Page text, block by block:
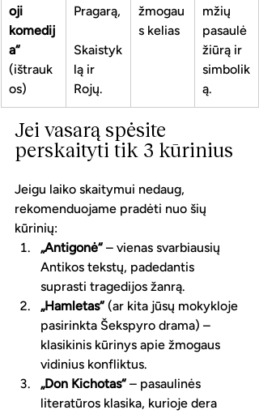
oji
komedij
a“
(ištrauk
os)
Pragarą,
Skaistyk
lą ir
Rojų.
žmogau
s kelias
mžių
pasaulė
žiūrą ir
simbolik
ą.
Jei vasarą spėsite
perskaityti tik 3 kūrinius
Jeigu laiko skaitymui nedaug,
rekomenduojame pradėti nuo šių
kūrinių:
„Antigonė“ – vienas svarbiausių
Antikos tekstų, padedantis
suprasti tragedijos žanrą.
„Hamletas“ (ar kita jūsų mokykloje
pasirinkta Šekspyro drama) –
klasikinis kūrinys apie žmogaus
vidinius konfliktus.
„Don Kichotas“ – pasaulinės
literatūros klasika, kurioje dera